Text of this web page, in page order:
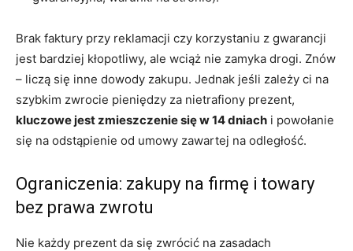
Brak faktury przy reklamacji czy korzystaniu z gwarancji
jest bardziej kłopotliwy, ale wciąż nie zamyka drogi. Znów
– liczą się inne dowody zakupu. Jednak jeśli zależy ci na
szybkim zwrocie pieniędzy za nietrafiony prezent,
kluczowe jest zmieszczenie się w 14 dniach i powołanie
się na odstąpienie od umowy zawartej na odległość.
Ograniczenia: zakupy na firmę i towary
bez prawa zwrotu
Nie każdy prezent da się zwrócić na zasadach